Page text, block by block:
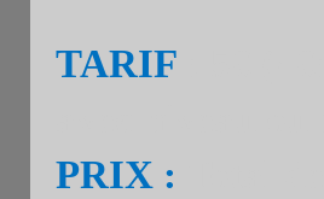
TARIF
PRIX :